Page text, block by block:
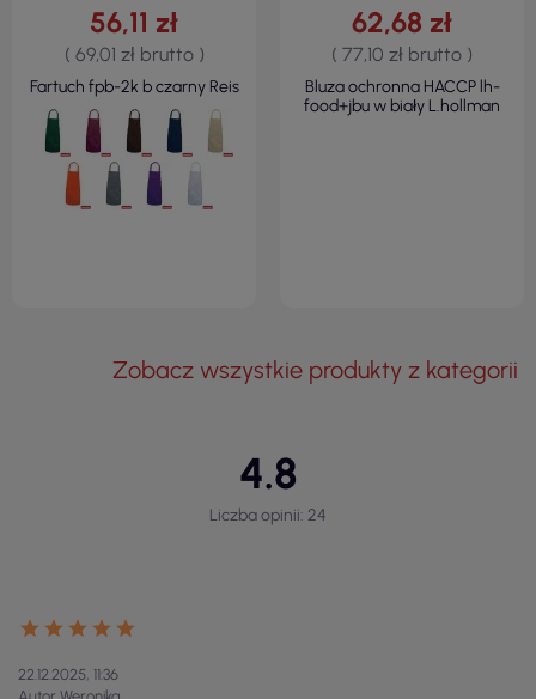
56,11 zł
( 69,01 zł brutto )
Fartuch fpb-2k b czarny Reis
62,68 zł
( 77,10 zł brutto )
Bluza ochronna HACCP lh-
food+jbu w biały L.hollman
Zobacz wszystkie produkty z kategorii
4.8
Liczba opinii: 24
22.12.2025, 11:36